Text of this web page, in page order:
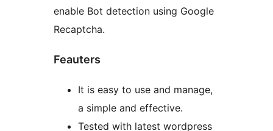
enable Bot detection using Google
Recaptcha.
Feauters
It is easy to use and manage,
a simple and effective.
Tested with latest wordpress